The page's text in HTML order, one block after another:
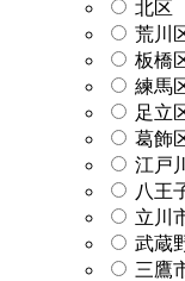
北区
荒川
板橋
練馬
足立
葛飾
江戸
八王
立川
武蔵
三鷹